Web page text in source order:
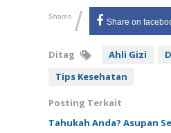
Shares / Share on
Ditag Ahli Gizi
Tips Kesehatan
Posting Terkait
Tahukah Anda? Asupan